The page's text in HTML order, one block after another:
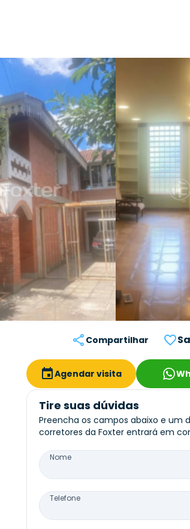
Compartilhar
Agendar visita
Tire suas dúvidas
Preencha os campos abaixo e um
corretores da Foxter entrará em
Nome
Telefone